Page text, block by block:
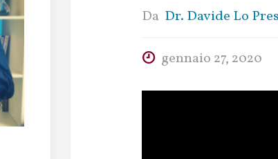
Da Dr. Davide Lo
gennaio 27, 2020